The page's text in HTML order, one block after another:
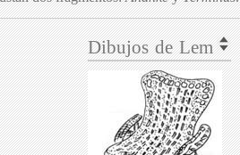
Dibujos de Lem